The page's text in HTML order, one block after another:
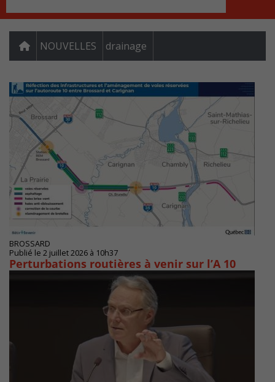
NOUVELLES drainage
BROSSARD
Publié le 2 juillet 2026 à 10h37
Perturbations routières à venir sur l’A 10